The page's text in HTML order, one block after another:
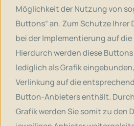
Möglichkeit der Nutzung von
Buttons“ an. Zum Schutze Ihrer
bei der Implementierung auf die
Hierdurch werden diese
lediglich als Grafik
Verlinkung auf die
Button-Anbieters enthält.
Grafik werden Sie somit zu den